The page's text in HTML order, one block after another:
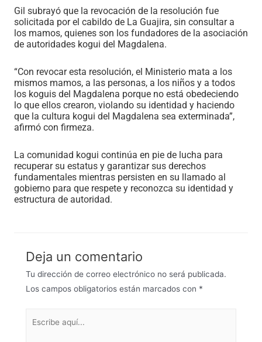
Gil subrayó que la revocación de la resolución fue
solicitada por el cabildo de La Guajira, sin consultar a
los mamos, quienes son los fundadores de la asociación
de autoridades kogui del Magdalena.
“Con revocar esta resolución, el Ministerio mata a los
mismos mamos, a las personas, a los niños y a todos
los koguis del Magdalena porque no está obedeciendo
lo que ellos crearon, violando su identidad y haciendo
que la cultura kogui del Magdalena sea exterminada”,
afirmó con firmeza.
La comunidad kogui continúa en pie de lucha para
recuperar su estatus y garantizar sus derechos
fundamentales mientras persisten en su llamado al
gobierno para que respete y reconozca su identidad y
estructura de autoridad.
Deja un comentario
Tu dirección de correo electrónico no será publicada.
Los campos obligatorios están marcados con *